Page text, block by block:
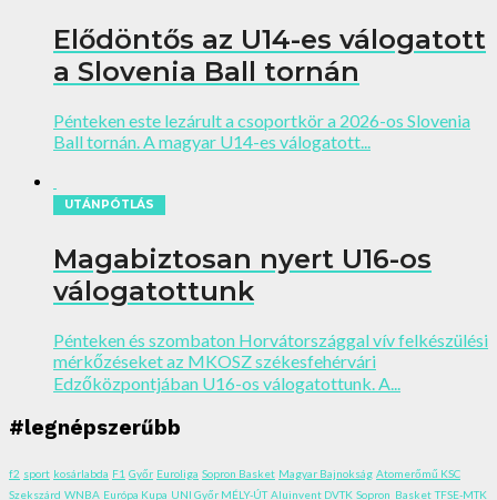
Elődöntős az U14-es válogatott
a Slovenia Ball tornán
Pénteken este lezárult a csoportkör a 2026-os Slovenia
Ball tornán. A magyar U14-es válogatott...
UTÁNPÓTLÁS
Magabiztosan nyert U16-os
válogatottunk
Pénteken és szombaton Horvátországgal vív felkészülési
mérkőzéseket az MKOSZ székesfehérvári
Edzőközpontjában U16-os válogatottunk. A...
#legnépszerűbb
f2 sport kosárlabda F1 Győr Euroliga Sopron Basket Magyar Bajnokság Atomerőmű KSC
Szekszárd WNBA Európa Kupa UNI Győr MÉLY-ÚT Aluinvent DVTK Sopron_Basket TFSE-MTK